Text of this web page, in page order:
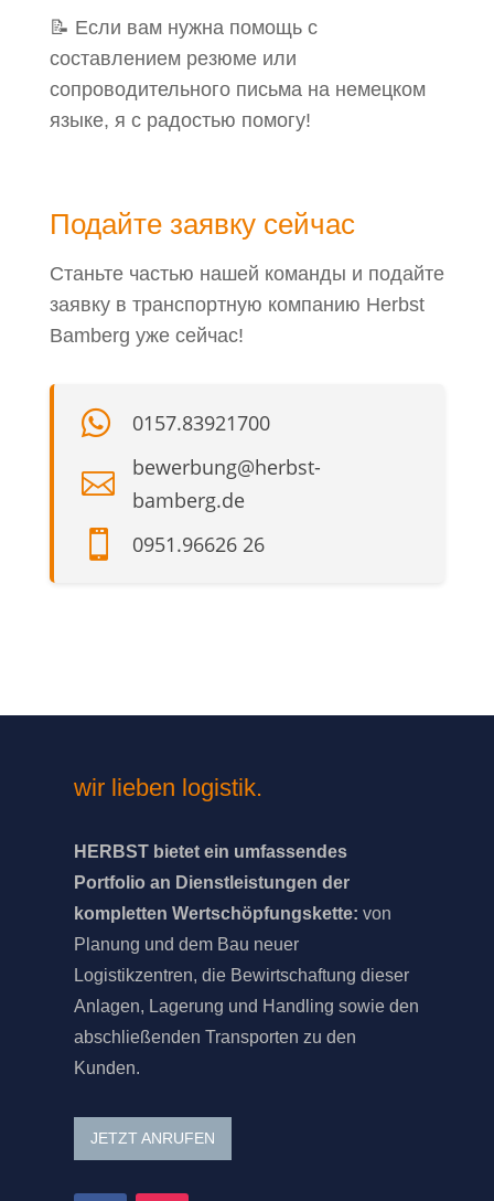
📝 Если вам нужна помощь с
составлением резюме или
сопроводительного письма на немецком
языке, я с радостью помогу!
Подайте заявку сейчас
Станьте частью нашей команды и подайте
заявку в транспортную компанию Herbst
Bamberg уже сейчас!
 0157.83921700

bewerbung@herbst-
bamberg.de
 0951.96626 26
wir lieben logistik.
HERBST bietet ein umfassendes
Portfolio an Dienstleistungen der
kompletten Wertschöpfungskette: von
Planung und dem Bau neuer
Logistikzentren, die Bewirtschaftung dieser
Anlagen, Lagerung und Handling sowie den
abschließenden Transporten zu den
Kunden.
JETZT ANRUFEN